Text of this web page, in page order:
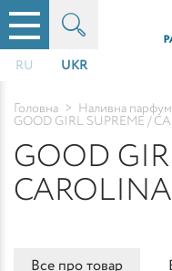
RU UKR
Головна > Наливна
GOOD GIRL SUPREME /
GOOD
Все про товар